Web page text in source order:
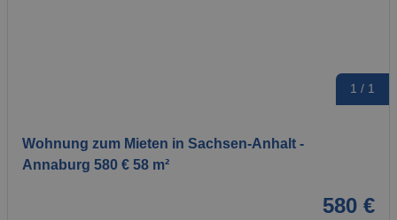
1 / 1
Wohnung zum Mieten in Sachsen-Anhalt -
Annaburg 580 € 58 m²
580 €